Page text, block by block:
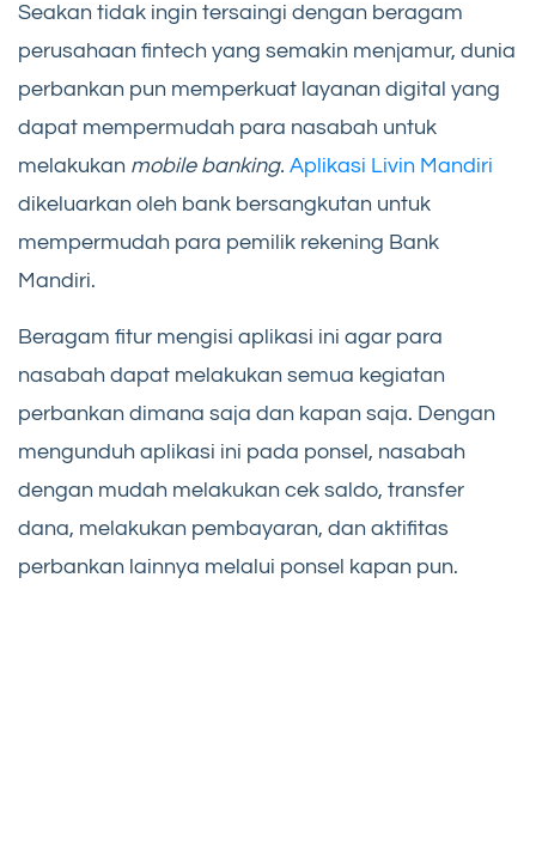
Seakan tidak ingin tersaingi dengan beragam
perusahaan fintech yang semakin menjamur, dunia
perbankan pun memperkuat layanan digital yang
dapat mempermudah para nasabah untuk
melakukan mobile banking. Aplikasi Livin Mandiri
dikeluarkan oleh bank bersangkutan untuk
mempermudah para pemilik rekening Bank
Mandiri.
Beragam fitur mengisi aplikasi ini agar para
nasabah dapat melakukan semua kegiatan
perbankan dimana saja dan kapan saja. Dengan
mengunduh aplikasi ini pada ponsel, nasabah
dengan mudah melakukan cek saldo, transfer
dana, melakukan pembayaran, dan aktifitas
perbankan lainnya melalui ponsel kapan pun.